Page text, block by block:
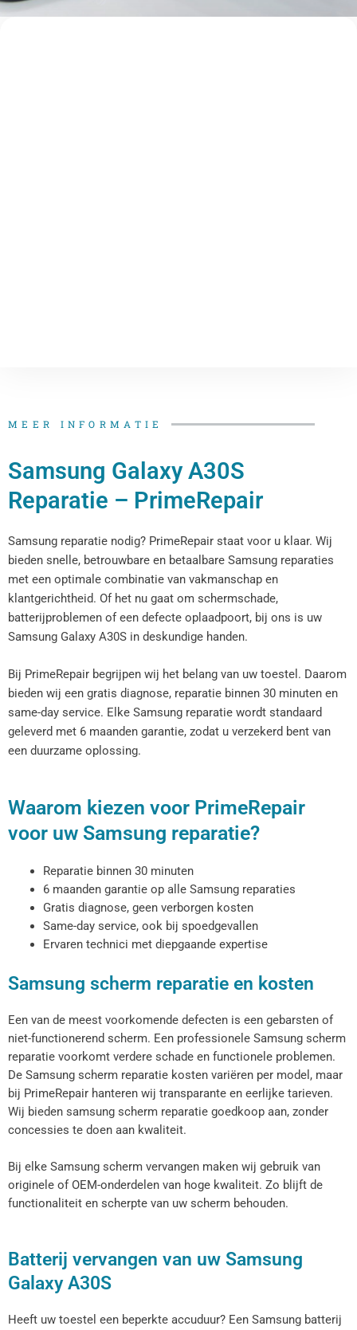
MEER INFORMATIE
Samsung Galaxy A30S
Reparatie – PrimeRepair
Samsung reparatie nodig? PrimeRepair staat voor u klaar. Wij
bieden snelle, betrouwbare en betaalbare Samsung reparaties
met een optimale combinatie van vakmanschap en
klantgerichtheid. Of het nu gaat om schermschade,
batterijproblemen of een defecte oplaadpoort, bij ons is uw
Samsung Galaxy A30S in deskundige handen.
Bij PrimeRepair begrijpen wij het belang van uw toestel. Daarom
bieden wij een gratis diagnose, reparatie binnen 30 minuten en
same-day service. Elke Samsung reparatie wordt standaard
geleverd met 6 maanden garantie, zodat u verzekerd bent van
een duurzame oplossing.
Waarom kiezen voor PrimeRepair
voor uw Samsung reparatie?
Reparatie binnen 30 minuten
6 maanden garantie op alle Samsung reparaties
Gratis diagnose, geen verborgen kosten
Same-day service, ook bij spoedgevallen
Ervaren technici met diepgaande expertise
Samsung scherm reparatie en kosten
Een van de meest voorkomende defecten is een gebarsten of
niet-functionerend scherm. Een professionele Samsung scherm
reparatie voorkomt verdere schade en functionele problemen.
De Samsung scherm reparatie kosten variëren per model, maar
bij PrimeRepair hanteren wij transparante en eerlijke tarieven.
Wij bieden samsung scherm reparatie goedkoop aan, zonder
concessies te doen aan kwaliteit.
Bij elke Samsung scherm vervangen maken wij gebruik van
originele of OEM-onderdelen van hoge kwaliteit. Zo blijft de
functionaliteit en scherpte van uw scherm behouden.
Batterij vervangen van uw Samsung
Galaxy A30S
Heeft uw toestel een beperkte accuduur? Een Samsung batterij